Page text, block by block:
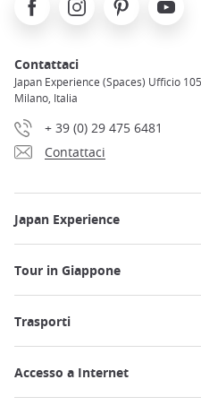
Contattaci
Japan Experience (Spaces) Ufficio
Milano, Italia
+ 39 (0) 29 475 6481
Contattaci
Japan Experience
Tour in Giappone
Trasporti
Accesso a Internet